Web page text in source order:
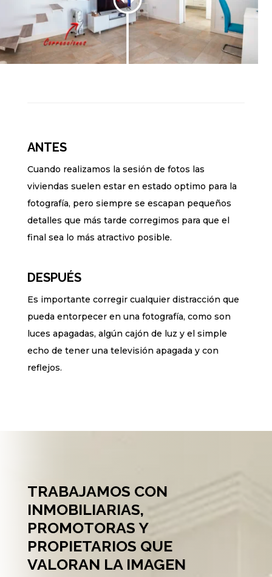
ANTES
Cuando realizamos la sesión de fotos las
viviendas suelen estar en estado optimo para la
fotografía, pero siempre se escapan pequeños
detalles que más tarde corregimos para que el
final sea lo más atractivo posible.
DESPUÉS
Es importante corregir cualquier distracción que
pueda entorpecer en una fotografía, como son
luces apagadas, algún cajón de luz y el simple
echo de tener una televisión apagada y con
reflejos.
TRABAJAMOS CON
INMOBILIARIAS,
PROMOTORAS Y
PROPIETARIOS QUE
VALORAN LA IMAGEN